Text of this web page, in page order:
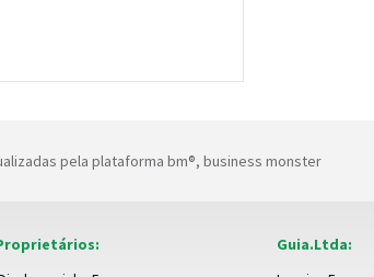
pela plataforma bm®, business monster
Guia.Ltda: